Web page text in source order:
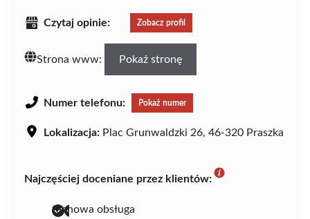
Czytaj opinie: Zobacz profil
Strona www: Pokaż stronę
Numer telefonu: Pokaż numer
Lokalizacja: Plac Grunwaldzki 26, 46-320 Praszka
Najczęściej doceniane przez klientów:
fachowa obsługa